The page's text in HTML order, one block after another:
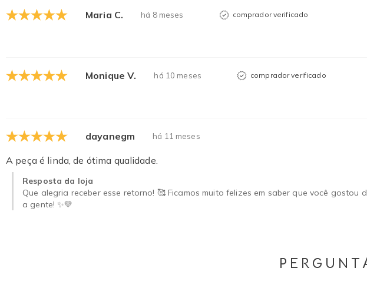
Maria C. há 8 meses comprador verificado
Monique V. há 10 meses comprador verificado
dayanegm há 11 meses
A peça é linda, de ótima qualidade.
Resposta da loja
Que alegria receber esse retorno! 🥰 Ficamos muito felizes em saber que você
a gente! ✨💛